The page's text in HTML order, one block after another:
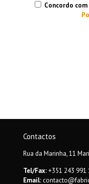
Concordo
Contactos
Rua da Marinha, 11
Tel/Fax:+351 243 991
Email: